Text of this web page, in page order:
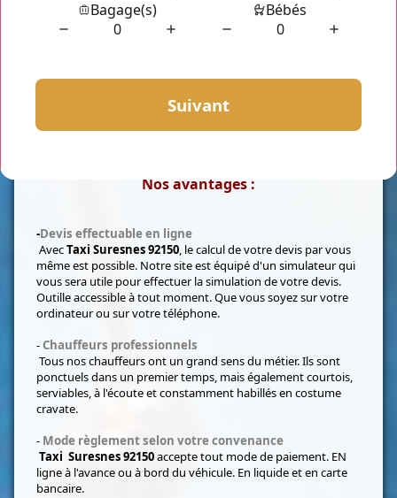
. Nous effectuons toutes les demandes de
Nos avantages :
-Devis effectuable en ligne
AvecTaxi Suresnes 92150, le calcul de votre devis par vous
même est possible. Notre site est équipé d'un simulateur qui
vous sera utile pour effectuer la simulation de votre devis.
Outille accessible à tout moment. Que vous soyez sur votre
ordinateur ou sur votre téléphone.
-Chauffeurs professionnels
Tous nos chauffeurs ont un grand sens du métier. Ils sont
ponctuels dans un premier temps, mais également courtois,
serviables, à l'écoute et constamment habillés en costume
cravate.
- Mode règlement selon votre convenance
Taxi Suresnes 92150accepte tout mode de paiement. EN
ligne à l'avance ou à bord du véhicule. En liquide et en carte
bancaire.